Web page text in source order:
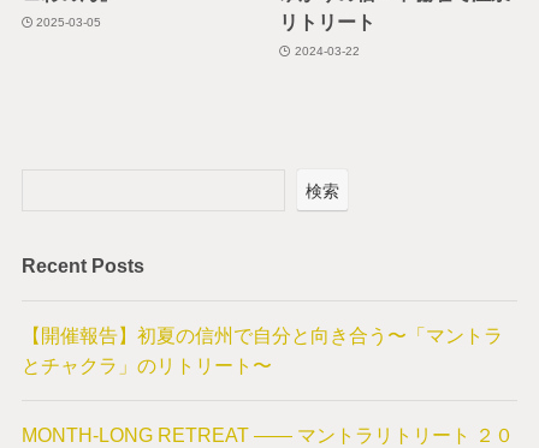
2025-03-05
リトリート
2024-03-22
検索
Recent Posts
【開催報告】初夏の信州で自分と向き合う〜「マントラ
とチャクラ」のリトリート〜
MONTH-LONG RETREAT —— マントラリトリート ２０